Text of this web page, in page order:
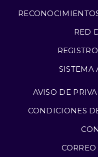
RED
SISTEMA
AVISO DE
CONDICIONES